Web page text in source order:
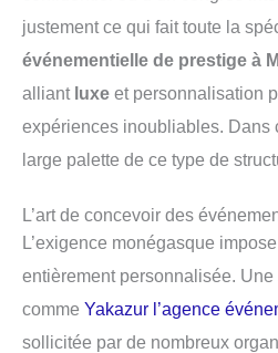
justement ce qui fait toute la
événementielle de prestige à
alliant luxe et personnalisation
expériences inoubliables. Dans
large palette de ce type de
L’art de concevoir des
L’exigence monégasque
entièrement personnalisée.
comme Yakazur l’agence
sollicitée par de nombreux